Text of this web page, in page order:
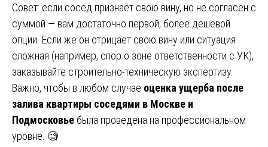
Совет: если сосед признаёт свою вину, но не согласен с
суммой — вам достаточно первой, более дешёвой
опции. Если же он отрицает свою вину или ситуация
сложная (например, спор о зоне ответственности с УК),
заказывайте строительно-техническую экспертизу.
Важно, чтобы в любом случае оценка ущерба после
залива квартиры соседями в Москве и
Подмосковье была проведена на профессиональном
уровне. 🧐